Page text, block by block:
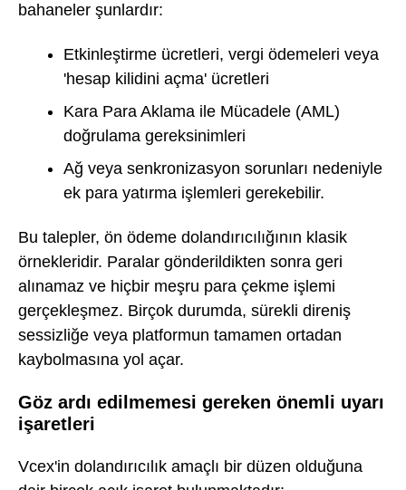
bahaneler şunlardır:
Etkinleştirme ücretleri, vergi ödemeleri veya
'hesap kilidini açma' ücretleri
Kara Para Aklama ile Mücadele (AML)
doğrulama gereksinimleri
Ağ veya senkronizasyon sorunları nedeniyle
ek para yatırma işlemleri gerekebilir.
Bu talepler, ön ödeme dolandırıcılığının klasik
örnekleridir. Paralar gönderildikten sonra geri
alınamaz ve hiçbir meşru para çekme işlemi
gerçekleşmez. Birçok durumda, sürekli direniş
sessizliğe veya platformun tamamen ortadan
kaybolmasına yol açar.
Göz ardı edilmemesi gereken önemli uyarı
işaretleri
Vcex'in dolandırıcılık amaçlı bir düzen olduğuna